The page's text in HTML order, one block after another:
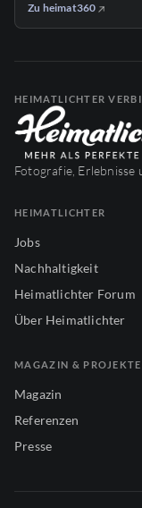
Zu heimat360
HEIMATLICHTER
Fotografie, Erlebnisse
HEIMATLICHTER
Jobs
Nachhaltigkeit
Heimatlichter Forum
Über Heimatlichter
MAGAZIN & PROJEKTE
Magazin
Referenzen
Presse